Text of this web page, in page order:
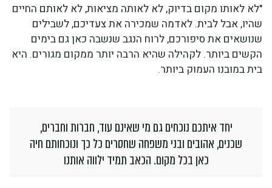
"לא לאותו מקום בדיוק, לא לאותה מציאות, לא לאותם החיים
שהיו, אבל לבית. לאדמה שמכירה את צעדיכם, לשבילים
שנושאים את סיפורכם, לרוח הנגב שנשבה כאן גם בימים
הקשים ביותר. לקהילה שהיא הרבה יותר ממקום מגורים. היא
בית במובנו העמוק ביותר.
יחד איתכם נוכחים גם מי שאינם עוד, חברות וחברים,
שכנים, אהובים ובני משפחה שחסרים כל כך ונוכחותם חיה
כאן בכל מקום. הכאב תמיד ילווה אותנו